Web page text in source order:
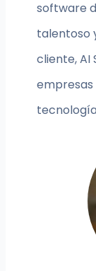
software
talentoso
cliente, AI